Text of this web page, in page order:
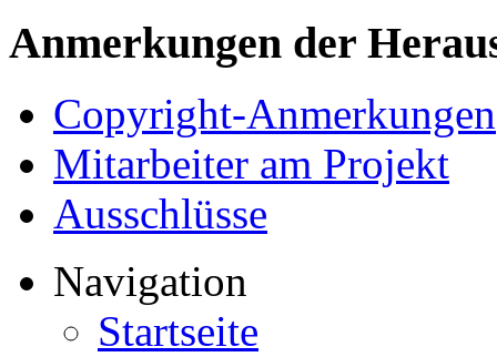
Anmerkungen der
Copyright-Anmerkungen
Mitarbeiter am Projekt
Ausschlüsse
Navigation
Startseite